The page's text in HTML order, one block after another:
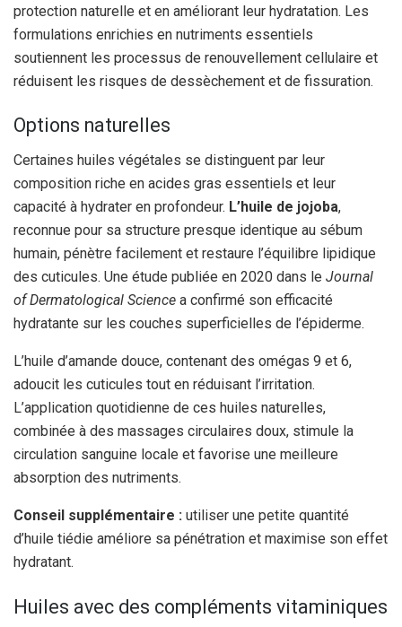
protection naturelle et en améliorant leur hydratation. Les
formulations enrichies en nutriments essentiels
soutiennent les processus de renouvellement cellulaire et
réduisent les risques de dessèchement et de fissuration.
Options naturelles
Certaines huiles végétales se distinguent par leur
composition riche en acides gras essentiels et leur
capacité à hydrater en profondeur. L’huile de jojoba,
reconnue pour sa structure presque identique au sébum
humain, pénètre facilement et restaure l’équilibre lipidique
des cuticules. Une étude publiée en 2020 dans le Journal
of Dermatological Science a confirmé son efficacité
hydratante sur les couches superficielles de l’épiderme.
L’huile d’amande douce, contenant des omégas 9 et 6,
adoucit les cuticules tout en réduisant l’irritation.
L’application quotidienne de ces huiles naturelles,
combinée à des massages circulaires doux, stimule la
circulation sanguine locale et favorise une meilleure
absorption des nutriments.
Conseil supplémentaire : utiliser une petite quantité
d’huile tiédie améliore sa pénétration et maximise son effet
hydratant.
Huiles avec des compléments vitaminiques